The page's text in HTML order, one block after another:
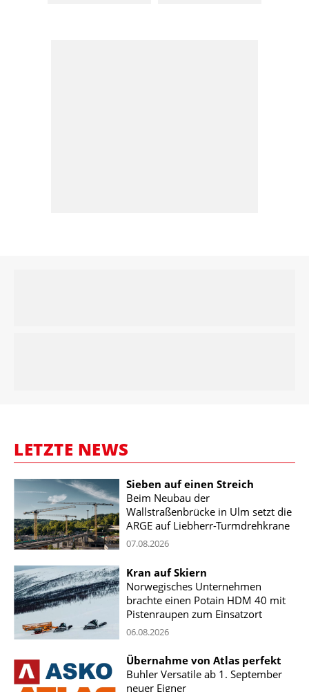
LETZTE NEWS
Sieben auf einen Streich
Beim Neubau der
Wallstraßenbrücke in Ulm setzt die
ARGE auf Liebherr-Turmdrehkrane
07.08.2026
Kran auf Skiern
Norwegisches Unternehmen
brachte einen Potain HDM 40 mit
Pistenraupen zum Einsatzort
06.08.2026
Übernahme von Atlas perfekt
Buhler Versatile ab 1. September
neuer Eigner